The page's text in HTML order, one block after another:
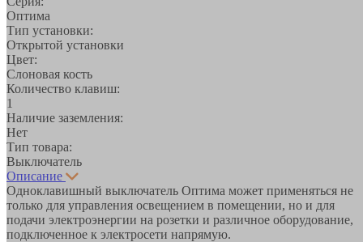
Оптима
Тип установки:
Открытой установки
Цвет:
Слоновая кость
Количество клавиш:
1
Наличие заземления:
Нет
Тип товара:
Выключатель
Описание
Одноклавишный выключатель Оптима может применяться не
только для управления освещением в помещении, но и для
подачи электроэнергии на розетки и различное оборудование,
подключенное к электросети напрямую.